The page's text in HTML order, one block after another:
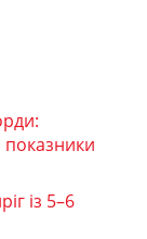
із 5–6